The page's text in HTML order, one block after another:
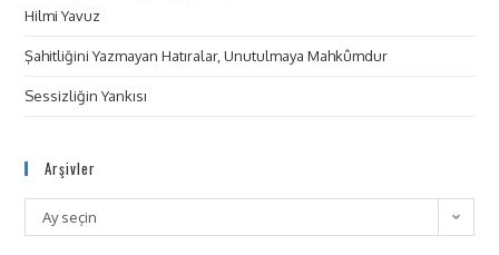
Hilmi Yavuz
Şahitliğini Yazmayan Hatıralar, Unutulmaya Mahkûmdur
Sessizliğin Yankısı
Arşivler
Ay seçin